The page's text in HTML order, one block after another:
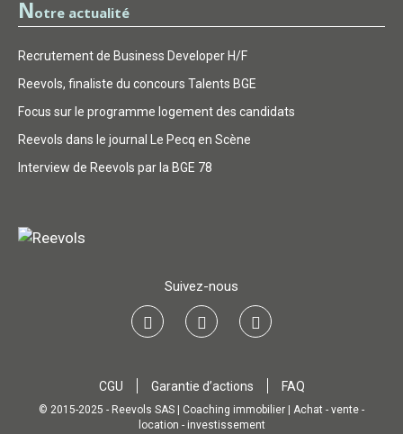
Notre actualité
Recrutement de Business Developer H/F
Reevols, finaliste du concours Talents BGE
Focus sur le programme logement des candidats
Reevols dans le journal Le Pecq en Scène
Interview de Reevols par la BGE 78
Suivez-nous
CGU Garantie d’actions FAQ
© 2015-2025 - Reevols SAS | Coaching immobilier | Achat - vente -
location - investissement